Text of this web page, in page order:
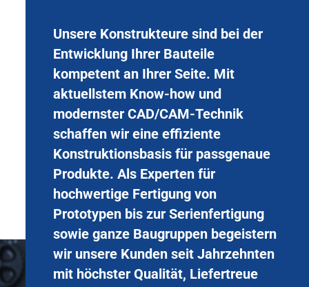
Unsere Konstrukteure sind bei der
Entwicklung Ihrer Bauteile
kompetent an Ihrer Seite. Mit
aktuellstem Know-how und
modernster CAD/CAM-Technik
schaffen wir eine effiziente
Konstruktionsbasis für passgenaue
Produkte. Als Experten für
hochwertige Fertigung von
Prototypen bis zur Serienfertigung
sowie ganze Baugruppen begeistern
wir unsere Kunden seit Jahrzehnten
mit höchster Qualität, Liefertreue